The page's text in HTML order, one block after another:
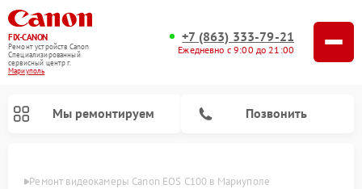
FIX-CANON
Ремонт устройств Canon
Специализированный
cервисный центр г.
Мариуполь
+7 (863) 333-79-21
Ежедневно с 9:00 до 21:00
Мы ремонтируем Позвонить
Ремонт видеокамеры Canon EOS C100 в Мариуполе